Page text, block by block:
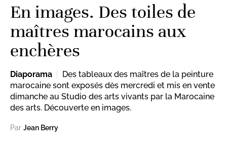
En images. Des toiles de
maîtres marocains aux
enchères
Diaporama
Des tableaux des maîtres de la peinture
marocaine sont exposés dès mercredi et mis en vente
dimanche au Studio des arts vivants par la Marocaine
des arts. Découverte en images.
Par Jean Berry